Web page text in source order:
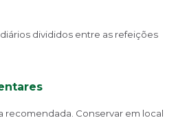
divididos entre as refeições
recomendada. Conservar em local